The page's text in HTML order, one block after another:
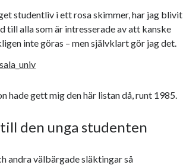
studentliv i ett rosa skimmer, har jag blivit
alla som är intresserade av att kanske
inte göras – men självklart gör jag det.
hade gett mig den här listan då, runt 1985.
den unga studenten
andra välbärgade släktingar så